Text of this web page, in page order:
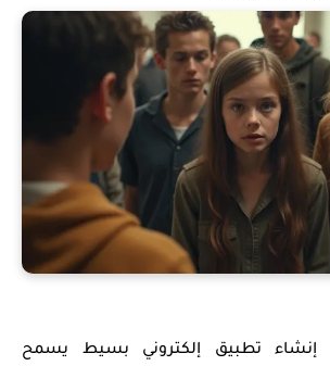
إنشاء تطبيق إلكتروني بسيط يسمح